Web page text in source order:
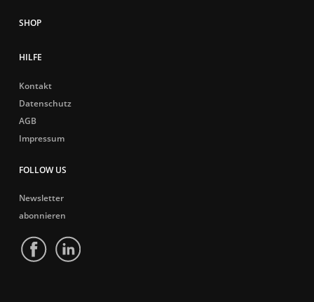
HILFE
Kontakt
Datenschutz
AGB
Impressum
FOLLOW US
Newsletter
abonnieren